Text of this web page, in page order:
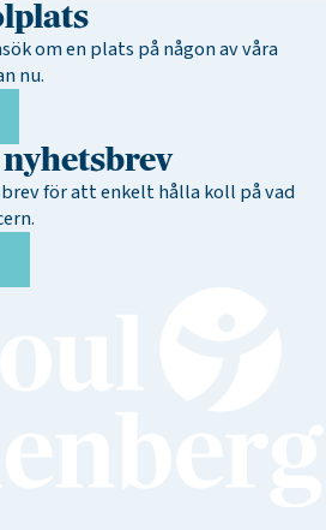
om en plats på någon av våra
nu.
för att enkelt hålla koll på vad